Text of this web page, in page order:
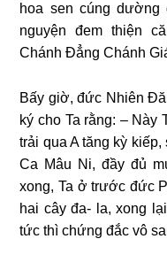
hoa sen cúng dường
nguyện đem thiện
Chánh Đẳng Chánh
Bấy giờ, đức Nhiên
ký cho Ta rằng: –
trải qua A tăng kỳ
Ca Mâu Ni, đầy đủ
xong, Ta ở trước đức
hai cây đa- la, xong
tức thì chứng đắc vô